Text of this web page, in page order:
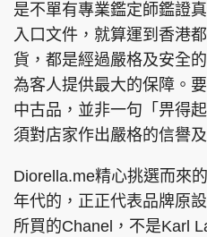
是不單有專業鑑定師鑑證
入口文件，就算運到香港
貨，都是經過嚴格及安全
為客人提供最大的保障。
中古品，並非一句「畀得
須對店家作出嚴格的信譽
Diorella.me精心挑選而來
年代的，正正代表品牌原
所買的Chanel，不是Karl